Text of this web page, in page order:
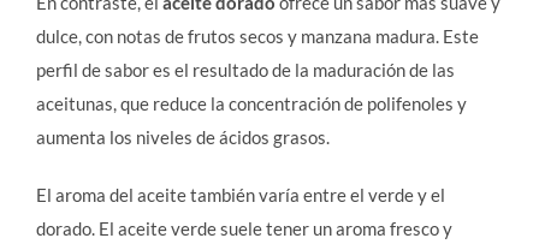
dulce, con notas de frutos secos y manzana madura. Este
perfil de sabor es el resultado de la maduración de las
aceitunas, que reduce la concentración de polifenoles y
aumenta los niveles de ácidos grasos.
El aroma del aceite también varía entre el verde y el
dorado. El aceite verde suele tener un aroma fresco y